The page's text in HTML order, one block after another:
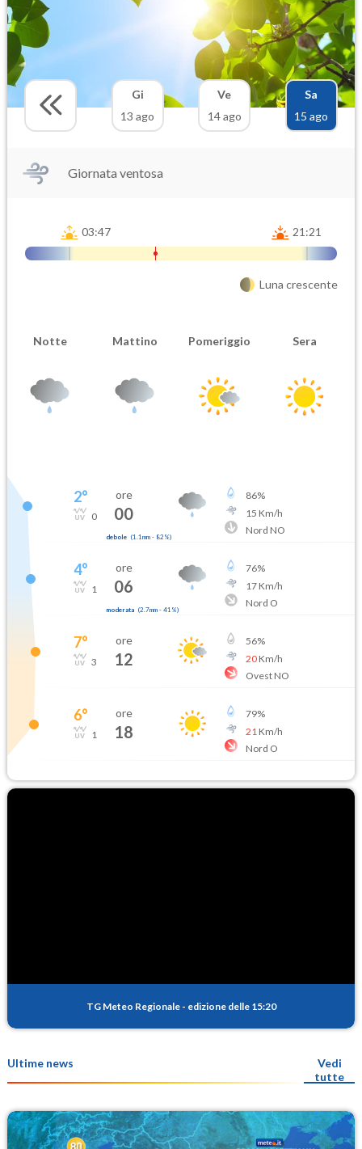
Gi
13 ago
Ve
14 ago
Sa
15 ago
Giornata ventosa
03:47 21:21
Luna crescente
Notte Mattino Pomeriggio Sera
2°
0
ore
00
debole (1.1mm- 82 %)
86%
15 Km/h
Nord NO
4°
1
ore
06
moderata (2.7mm- 41 %)
76%
17Km/h
Nord O
7°
3
ore
12
56%
20Km/h
Ovest NO
6°
1
ore
18
79%
21 Km/h
Nord O
TG Meteo Regionale - edizione delle 15:20
Ultime news
Vedi
tutte